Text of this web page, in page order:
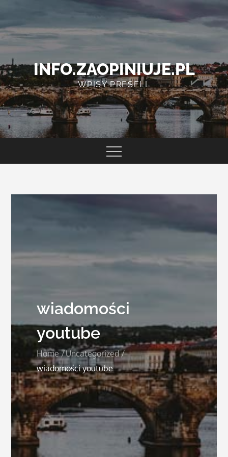
content
INFO.ZAOPINIUJE.PL
WPISY PRESELL
wiadomości
youtube
Home
Uncategorized
wiadomości youtube